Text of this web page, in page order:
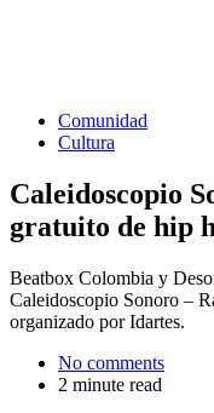
Comunidad
Cultura
Caleidoscopio
gratuito de hip
Beatbox Colombia y
Caleidoscopio Sonoro –
organizado por Idartes.
No comments
2 minute read